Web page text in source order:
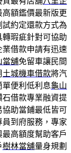
額鑑價最新版更
約定還款方式為
轉瑕疵針對可協助
業借款申請有迅速
當舖免留車讓民間
土城機車借款將汽
便利低利息龜山
借款專業融資提
助當鋪最低皆可
到府服務，專家
最高額度幫助客戶
樹林當舖量身規劃